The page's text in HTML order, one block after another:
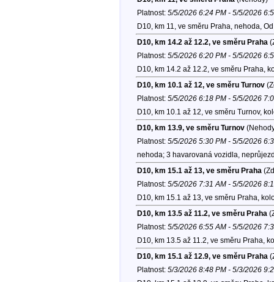
Platnost: 5/5/2026 6:24 PM - 5/5/2026
D10, km 11, ve směru Praha, nehoda,
D10, km 14.2 až 12.2, ve směru Praha
Platnost: 5/5/2026 6:20 PM - 5/5/2026
D10, km 14.2 až 12.2, ve směru Praha,
D10, km 10.1 až 12, ve směru Turnov
Platnost: 5/5/2026 6:18 PM - 5/5/2026
D10, km 10.1 až 12, ve směru Turnov,
D10, km 13.9, ve směru Turnov
Platnost: 5/5/2026 5:30 PM - 5/5/2026
nehoda; 3 havarovaná vozidla,
D10, km 15.1 až 13, ve směru Praha
Platnost: 5/5/2026 7:31 AM - 5/5/2026
D10, km 15.1 až 13, ve směru Praha,
D10, km 13.5 až 11.2, ve směru Praha
Platnost: 5/5/2026 6:55 AM - 5/5/2026
D10, km 13.5 až 11.2, ve směru Praha,
D10, km 15.1 až 12.9, ve směru Praha
Platnost: 5/3/2026 8:48 PM - 5/3/2026